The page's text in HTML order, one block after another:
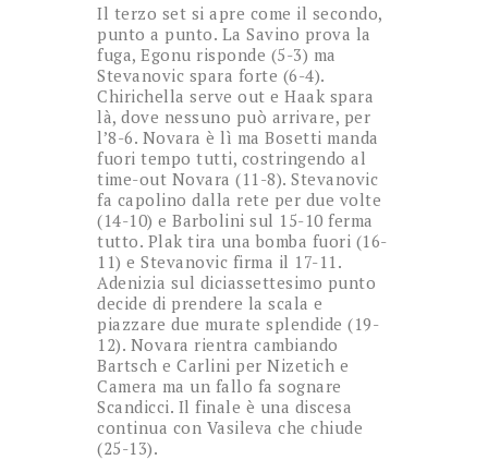
Il terzo set si apre come il secondo,
punto a punto. La Savino prova la
fuga, Egonu risponde (5-3) ma
Stevanovic spara forte (6-4).
Chirichella serve out e Haak spara
là, dove nessuno può arrivare, per
l’8-6. Novara è lì ma Bosetti manda
fuori tempo tutti, costringendo al
time-out Novara (11-8). Stevanovic
fa capolino dalla rete per due volte
(14-10) e Barbolini sul 15-10 ferma
tutto. Plak tira una bomba fuori (16-
11) e Stevanovic firma il 17-11.
Adenizia sul diciassettesimo punto
decide di prendere la scala e
piazzare due murate splendide (19-
12). Novara rientra cambiando
Bartsch e Carlini per Nizetich e
Camera ma un fallo fa sognare
Scandicci. Il finale è una discesa
continua con Vasileva che chiude
(25-13).